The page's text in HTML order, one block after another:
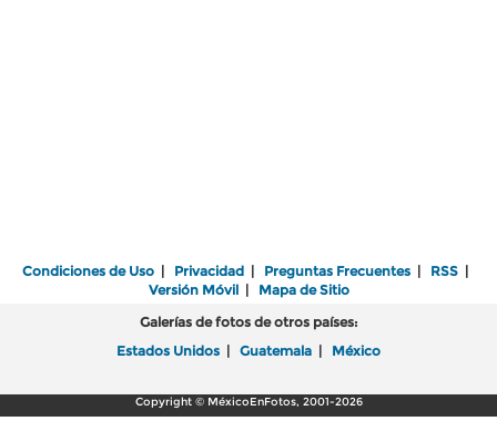
Condiciones de Uso | Privacidad | Preguntas Frecuentes | RSS |
Versión Móvil| Mapa de Sitio
Galerías de fotos de otros países:
Estados Unidos | Guatemala | México
Copyright © MéxicoEnFotos, 2001-2026